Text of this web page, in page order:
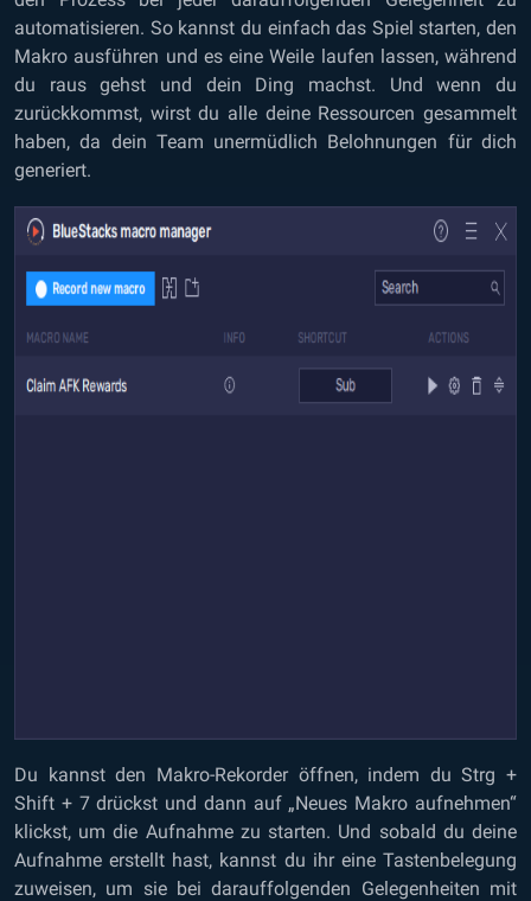
automatisieren. So kannst du einfach das Spiel starten, den
Makro ausführen und es eine Weile laufen lassen, während
du raus gehst und dein Ding machst. Und wenn du
zurückkommst, wirst du alle deine Ressourcen gesammelt
haben, da dein Team unermüdlich Belohnungen für dich
generiert.
Du kannst den Makro-Rekorder öffnen, indem du Strg +
Shift + 7 drückst und dann auf „Neues Makro aufnehmen“
klickst, um die Aufnahme zu starten. Und sobald du deine
Aufnahme erstellt hast, kannst du ihr eine Tastenbelegung
zuweisen, um sie bei darauffolgenden Gelegenheiten mit